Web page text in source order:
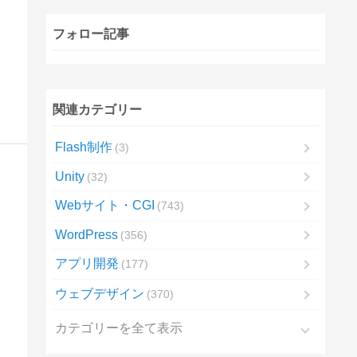
フォロー記事
関連カテゴリー
Flash制作 3
Unity 32
Webサイト・CGI 743
WordPress 356
アプリ開発 177
ウェブデザイン 370
カテゴリーを全て表示